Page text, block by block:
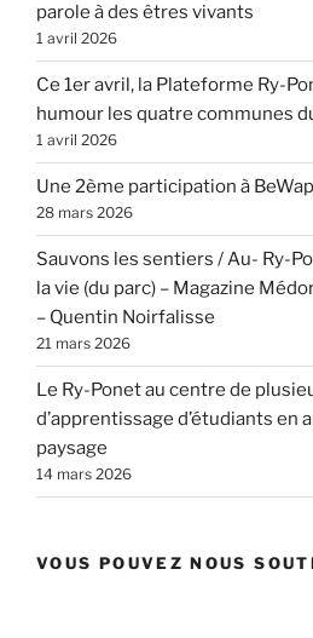
parole à des êtres vivants
1 avril 2026
Ce 1er avril, la Plateforme Ry-
humour les quatre communes
1 avril 2026
Une 2ème participation à
28 mars 2026
Sauvons les sentiers / Au- Ry-
la vie (du parc) – Magazine
– Quentin Noirfalisse
21 mars 2026
Le Ry-Ponet au centre de
d’apprentissage d’étudiants en
paysage
14 mars 2026
VOUS POUVEZ NOUS